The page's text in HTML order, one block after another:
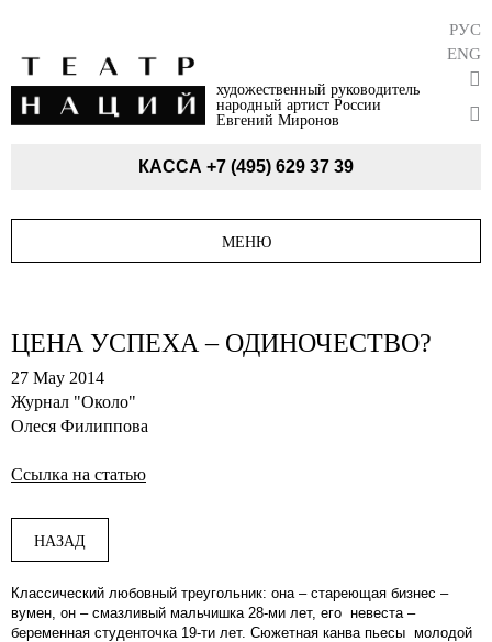
художественный руководитель
народный артист России
Евгений Миронов
РУС
ENG
КАССА +7 (495) 629 37 39
МЕНЮ
ЦЕНА УСПЕХА – ОДИНОЧЕСТВО?
27 May 2014
Журнал "Около"
Олеся Филиппова
Ссылка на статью
НАЗАД
Классический любовный треугольник: она – стареющая бизнес –
вумен, он – смазливый мальчишка 28-ми лет, его невеста –
беременная студенточка 19-ти лет. Сюжетная канва пьесы молодой